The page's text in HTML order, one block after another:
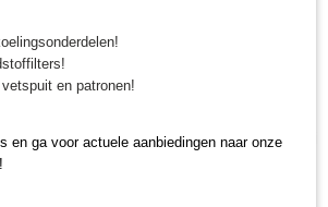
uw leverancier voor
compacttractoren en aanbouwwerktuigen. Wij
met als specialisme de Japanse
en patronen!
en ga voor actuele aanbiedingen naar onze